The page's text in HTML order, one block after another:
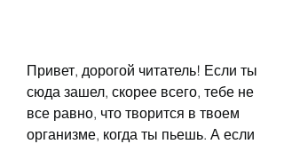
Привет, дорогой читатель! Если ты
сюда зашел, скорее всего, тебе не
все равно, что творится в твоем
организме, когда ты пьешь. А если